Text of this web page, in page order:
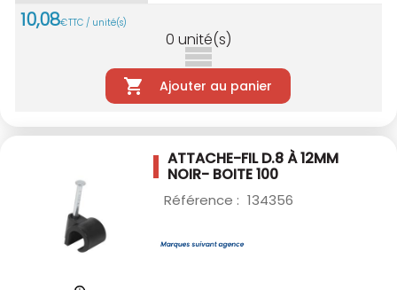
10,08€TTC / unité(s)
0 unité(s)
Ajouter au panier
ATTACHE-FIL D.8 À 12MM
NOIR- BOITE 100
Référence : 134356